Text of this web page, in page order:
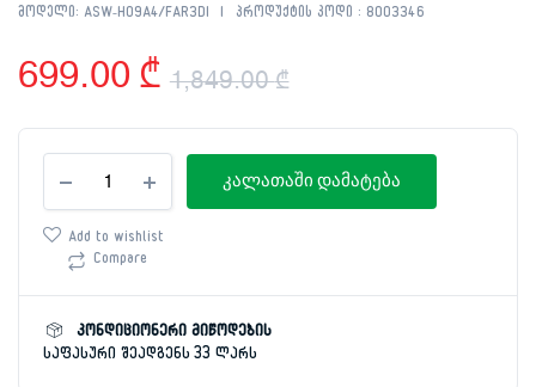
მოდელი: ASW-H09A4/FAR3DI პროდუქტის კოდი : 8003346
1,849.00₾
Original
price
1,849.00 ₾.
699.00 ₾
Current
price
699.00 ₾.
ASW-
H09A4/FAR3DI
INVENTER
კალათაში დამატება
Add to wishlist
Compare
კონდიციონერი მიწოდების
საფასური შეადგენს 33 ლარს